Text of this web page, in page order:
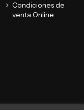
Condiciones de
venta Online